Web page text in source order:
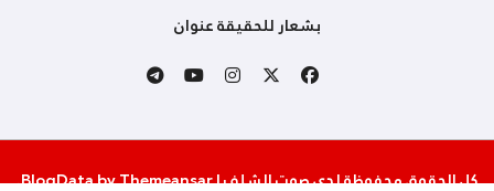
بشعار للحقيقة عنوان
كل الحقوق محفوظة لدى صوت الشلف|
BlogDatabyThemeansar
.